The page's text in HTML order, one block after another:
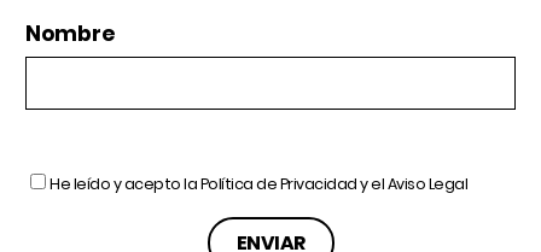
Nombre
He leído y acepto laPolítica de Privacidady elAviso Legal